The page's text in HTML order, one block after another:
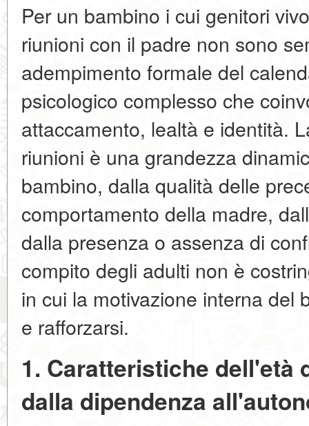
Per un bambino i cui genitori
riunioni con il padre non sono
adempimento formale del
psicologico complesso che
attaccamento, lealtà e identità.
riunioni è una grandezza
bambino, dalla qualità delle
comportamento della madre,
dalla presenza o assenza di
compito degli adulti non è
in cui la motivazione interna del
e rafforzarsi.
1. Caratteristiche dell'età
dalla dipendenza